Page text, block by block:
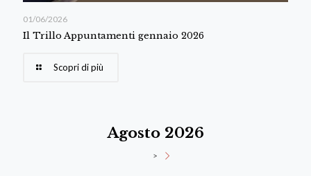
01/06/2026
Il Trillo Appuntamenti gennaio 2026
Scopri di più
Agosto 2026
>